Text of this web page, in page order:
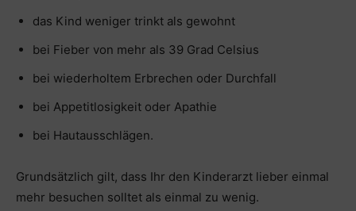
das Kind weniger trinkt als gewohnt
bei Fieber von mehr als 39 Grad Celsius
bei wiederholtem Erbrechen oder Durchfall
bei Appetitlosigkeit oder Apathie
bei Hautausschlägen.
Grundsätzlich gilt, dass Ihr den Kinderarzt lieber einmal
mehr besuchen solltet als einmal zu wenig.